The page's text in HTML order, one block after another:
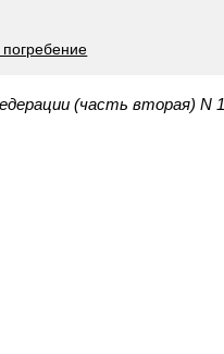
(часть вторая)